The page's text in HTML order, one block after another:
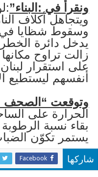
ونقرأ في :البناء”
ويتجاهل أكلاف
وسقوط شظايا في
يدخل دائرة
زالت تراوح
على استقرار
أنفسهم ليستطيع
وتوقعت “الصحف
يستمر تكوّن
شاركها Facebook